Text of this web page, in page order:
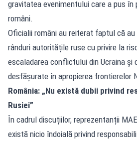
gravitatea evenimentului care a pus
români.
Oficialii români au reiterat faptul că
rânduri autoritățile ruse cu privire la
escaladarea conflictului din Ucraina și
desfășurate în apropierea frontierelor
România: „Nu există dubii privind
Rusiei”
În cadrul discuțiilor, reprezentanții
există nicio îndoială privind